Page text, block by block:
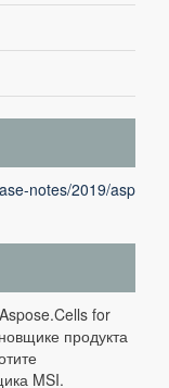
notes/2019/asp
for
продукта
MSI.